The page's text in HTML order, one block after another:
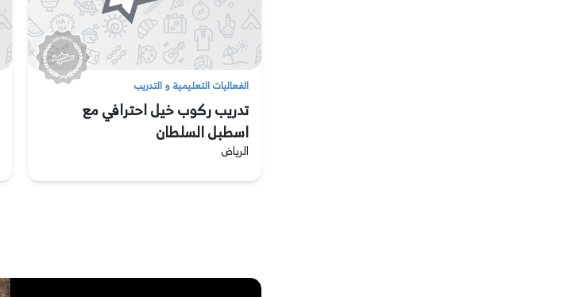
الفعاليات التعليمية و التدريب
تدريب ركوب خيل احترافي مع
اسطبل السلطان
الرياض